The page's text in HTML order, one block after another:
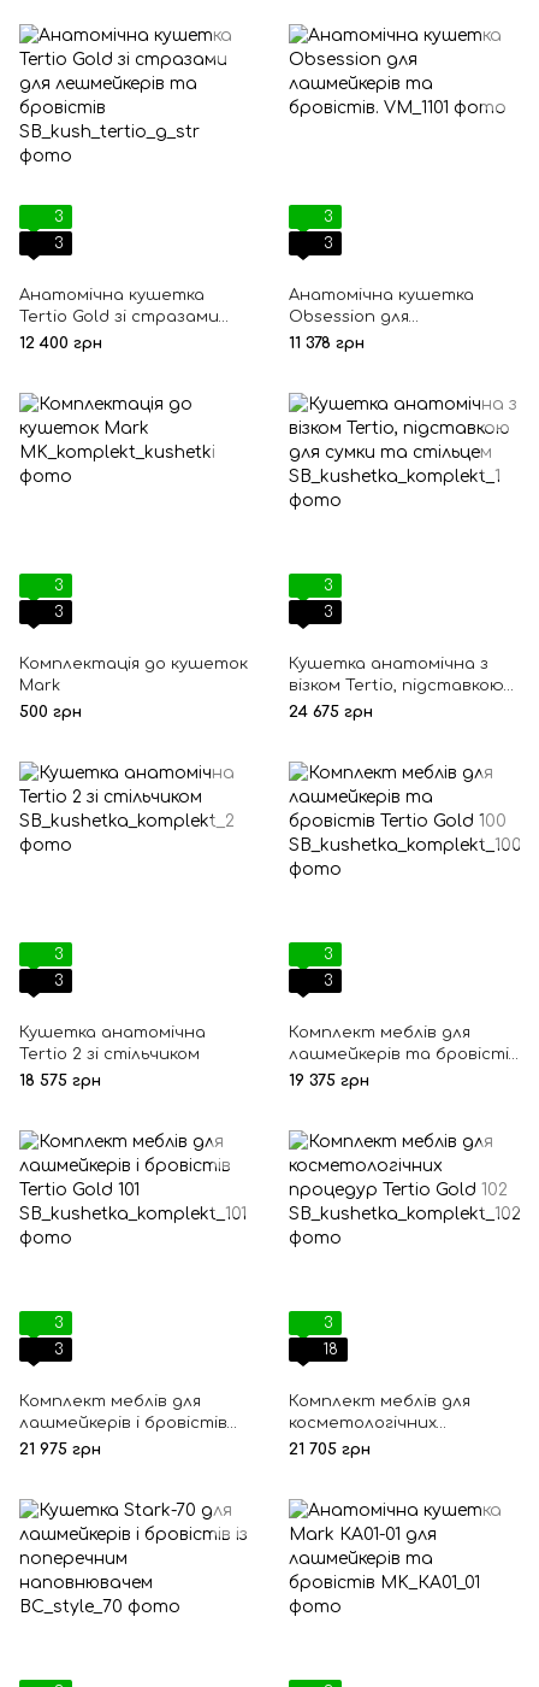
3
3
Анатомічна кушетка
Tertio Gold зі стразами
для лешмейкерів та
12 400 грн
3
3
Анатомічна кушетка
Obsession для
лашмейкерів та
11 378 грн
3
3
Комплектація до кушеток
Mark
500 грн
3
3
Кушетка анатомічна з
візком Tertio, підставкою
для сумки та стільцем
24 675 грн
3
3
Кушетка анатомічна
Tertio 2 зі стільчиком
18 575 грн
3
3
Комплект меблів для
лашмейкерів та бровістів
Tertio Gold 100
19 375 грн
3
3
Комплект меблів для
лашмейкерів і бровістів
Tertio Gold 101
21 975 грн
3
18
Комплект меблів для
косметологічних
процедур Tertio Gold 102
21 705 грн